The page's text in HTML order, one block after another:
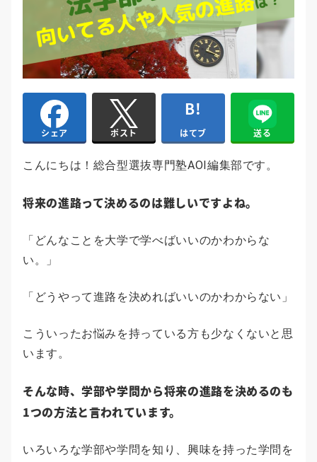
シェア ポスト はてブ 送る
こんにちは！総合型選抜専門塾AOI編集部です。
将来の進路って決めるのは難しいですよね。
「どんなことを大学で学べばいいのかわからな
い。」
「どうやって進路を決めればいいのかわからない」
こういったお悩みを持っている方も少なくないと思
います。
そんな時、学部や学問から将来の進路を決めるのも
1つの方法と言われています。
いろいろな学部や学問を知り、興味を持った学問を